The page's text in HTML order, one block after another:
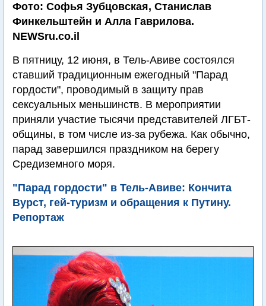
Фото: Софья Зубцовская, Станислав
Финкельштейн и Алла Гаврилова.
NEWSru.co.il
В пятницу, 12 июня, в Тель-Авиве состоялся
ставший традиционным ежегодный "Парад
гордости", проводимый в защиту прав
сексуальных меньшинств. В мероприятии
приняли участие тысячи представителей ЛГБТ-
общины, в том числе из-за рубежа. Как обычно,
парад завершился праздником на берегу
Средиземного моря.
"Парад гордости" в Тель-Авиве: Кончита
Вурст, гей-туризм и обращения к Путину.
Репортаж